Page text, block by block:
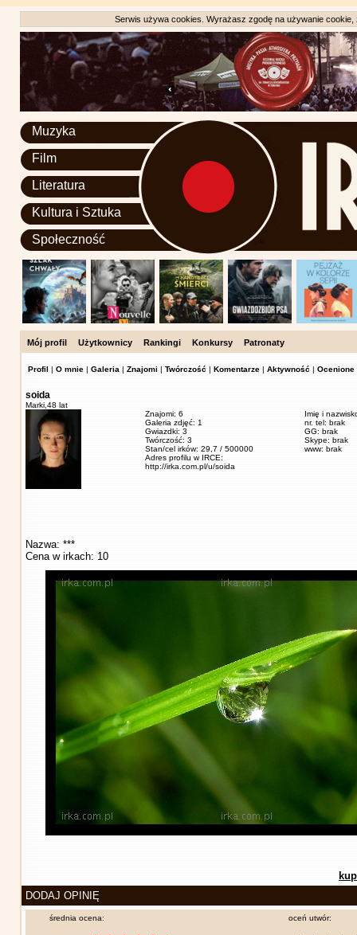
Serwis używa cookies. Wyrażasz zgodę na używanie
Muzyka
Film
Literatura
Kultura i Sztuka
Społeczność
Mój profil Użytkownicy Rankingi Konkursy Patronaty
Profil | O mnie | Galeria | Znajomi | Twórczość | Komentarze | Aktywność | Ocenione
soida
Marki, 48 lat
Znajomi: 6
Galeria zdjęć: 1
Gwiazdki: 3
Twórczość: 3
Stan/cel irków: 29,7 / 500000
Adres profilu w IRCE:
http://irka.com.pl/u/soida
Imię i
nr. tel: brak
GG: brak
Skype: brak
www: brak
Nazwa: ***
Cena w irkach: 10
DODAJ OPINIĘ
średnia ocena: oceń utwór: